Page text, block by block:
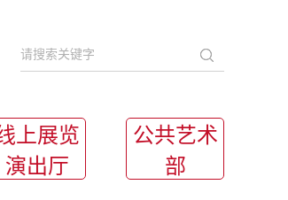
上展览
演出厅
公共艺术
部